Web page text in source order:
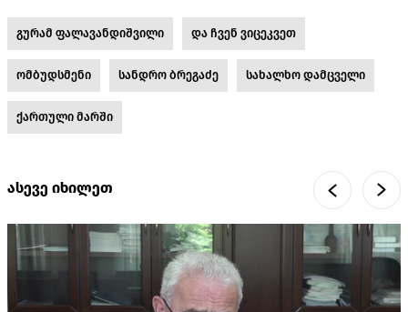
გურამ ფალავანდიშვილი და ჩვენ ვიცეკვეთ
ომბუდსმენი სანდრო ბრეგაძე სახალხო დამცველი
ქართული მარში
ასევე იხილეთ